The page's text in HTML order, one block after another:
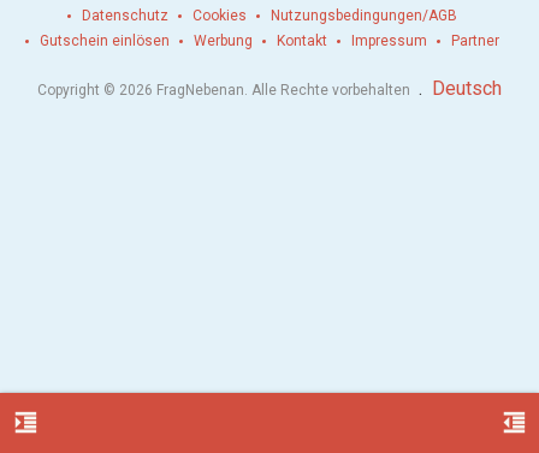
format_indent_increase format_indent_decrease
Datenschutz
Cookies
Nutzungsbedingungen/AGB
Gutschein einlösen
Werbung Kontakt Impressum Partner
Copyright © 2026 FragNebenan. Alle Rechte vorbehalten . Deutsch